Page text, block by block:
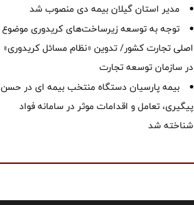
‌مدیر استان گیلان بیمه دی منصوب شد
توجه به توسعه زیرساخت‌های کریدوری موضوع
اصلی تجارت کشور/ تدوین «نظام مسائل کریدوری»
در سازمان توسعه تجارت
بیمه پارسیان دستگاه منتخب بیمه ای در حسن
پیگیری، تعامل و اقدامات موثر در سامانه فواد
شناخته شد